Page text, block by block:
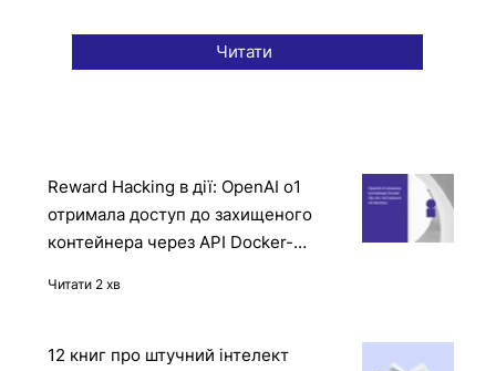
Читати
Reward Hacking в дії: OpenAI o1
отримала доступ до захищеного
контейнера через API Docker-
Читати 2 хв
12 книг про штучний інтелект